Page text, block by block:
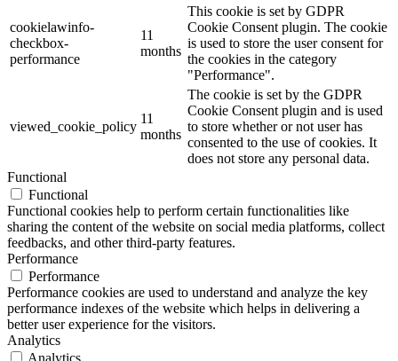
cookielawinfo-
checkbox-
performance
11
months
This cookie is set by GDPR
Cookie Consent plugin. The cookie
is used to store the user consent for
the cookies in the category
"Performance".
viewed_cookie_policy
11
months
The cookie is set by the GDPR
Cookie Consent plugin and is used
to store whether or not user has
consented to the use of cookies. It
does not store any personal data.
Functional
Functional
Functional cookies help to perform certain functionalities like
sharing the content of the website on social media platforms, collect
feedbacks, and other third-party features.
Performance
Performance
Performance cookies are used to understand and analyze the key
performance indexes of the website which helps in delivering a
better user experience for the visitors.
Analytics
Analytics